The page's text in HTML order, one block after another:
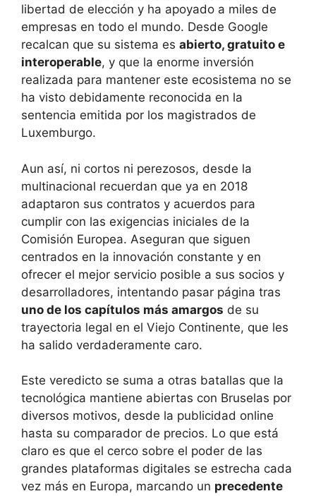
libertad de elección y ha apoyado a miles de
empresas en todo el mundo. Desde Google
recalcan que su sistema es abierto, gratuito e
interoperable, y que la enorme inversión
realizada para mantener este ecosistema no se
ha visto debidamente reconocida en la
sentencia emitida por los magistrados de
Luxemburgo.
Aun así, ni cortos ni perezosos, desde la
multinacional recuerdan que ya en 2018
adaptaron sus contratos y acuerdos para
cumplir con las exigencias iniciales de la
Comisión Europea. Aseguran que siguen
centrados en la innovación constante y en
ofrecer el mejor servicio posible a sus socios y
desarrolladores, intentando pasar página tras
uno de los capítulos más amargos de su
trayectoria legal en el Viejo Continente, que les
ha salido verdaderamente caro.
Este veredicto se suma a otras batallas que la
tecnológica mantiene abiertas con Bruselas por
diversos motivos, desde la publicidad online
hasta su comparador de precios. Lo que está
claro es que el cerco sobre el poder de las
grandes plataformas digitales se estrecha cada
vez más en Europa, marcando un precedente